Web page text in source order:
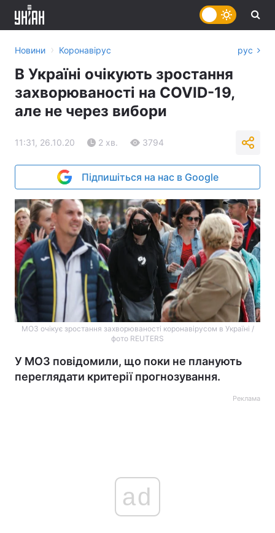
Новини › Коронавірус рус
В Україні очікують зростання
захворюваності на COVID-19,
але не через вибори
11:31, 26.10.20 2 хв. 3794
Підпишіться на нас в Google
МОЗ очікує зростання захворюваності коронавірусом в Україні /
фото REUTERS
У МОЗ повідомили, що поки не планують
переглядати критерії прогнозування.
Реклама
ad